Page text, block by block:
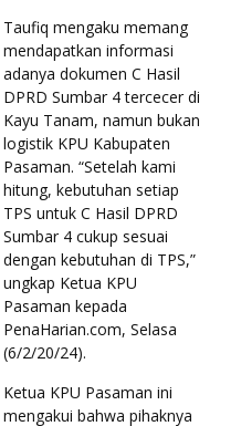
Taufiq mengaku memang
mendapatkan informasi
adanya dokumen C Hasil
DPRD Sumbar 4 tercecer di
Kayu Tanam, namun bukan
logistik KPU Kabupaten
Pasaman. “Setelah kami
hitung, kebutuhan setiap
TPS untuk C Hasil DPRD
Sumbar 4 cukup sesuai
dengan kebutuhan di TPS,”
ungkap Ketua KPU
Pasaman kepada
PenaHarian.com, Selasa
(6/2/20/24).
Ketua KPU Pasaman ini
mengakui bahwa pihaknya